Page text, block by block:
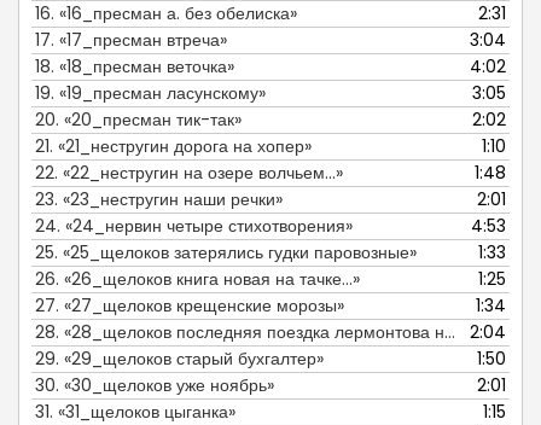
16. «16_пресман а. без обелиска»
2:31
17. «17_пресман втреча»
3:04
18. «18_пресман веточка»
4:02
19. «19_пресман ласунскому»
3:05
20. «20_пресман тик-так»
2:02
21. «21_нестругин дорога на хопер»
1:10
22. «22_нестругин на озере волчьем...»
1:48
23. «23_нестругин наши речки»
2:01
24. «24_нервин четыре стихотворения»
4:53
25. «25_щелоков затерялись гудки паровозные»
1:33
26. «26_щелоков книга новая на тачке...»
1:25
27. «27_щелоков крещенские морозы»
1:34
28. «28_щелоков последняя поездка лермонтова на кавказ»
2:04
29. «29_щелоков старый бухгалтер»
1:50
30. «30_щелоков уже ноябрь»
2:01
31. «31_щелоков цыганка»
1:15